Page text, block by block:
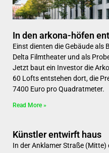
In den arkona-höfen
Einst dienten die Gebäude als
Delta Filmtheater und als
Jetzt baut ein Investor die
60 Lofts entstehen dort, die
7400 Euro pro Quadratmeter.
Read More »
Künstler entwirft haus
In der Anklamer Straße